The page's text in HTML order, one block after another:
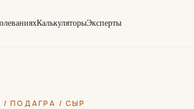
КалькуляторыЭксперты
ПОДАГРА / СЫР